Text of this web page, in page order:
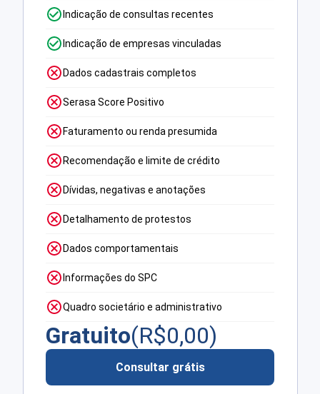
Indicação de consultas recentes
Indicação de empresas vinculadas
Dados cadastrais completos
Serasa Score Positivo
Faturamento ou renda presumida
Recomendação e limite de crédito
Dívidas, negativas e anotações
Detalhamento de protestos
Dados comportamentais
Informações do SPC
Quadro societário e administrativo
Gratuito(R$0,00)
Consultar grátis